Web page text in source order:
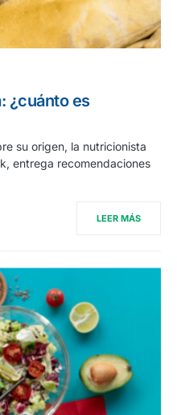
¿cuánto es
su origen, la nutricionista
entrega recomendaciones
LEER MÁS